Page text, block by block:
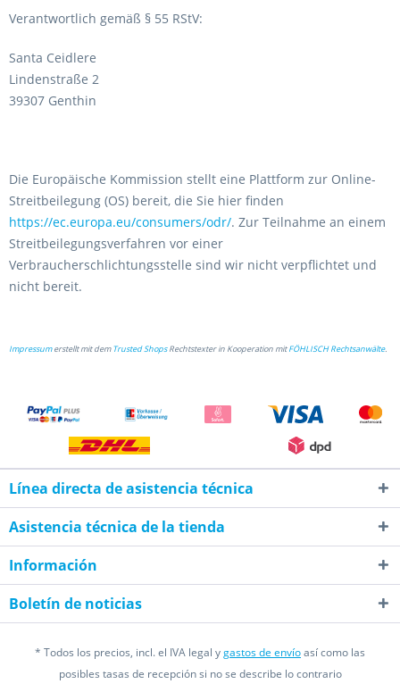
Verantwortlich gemäß § 55 RStV:
Santa Ceidlere
Lindenstraße 2
39307 Genthin
Die Europäische Kommission stellt eine Plattform zur Online-
Streitbeilegung (OS) bereit, die Sie hier finden
https://ec.europa.eu/consumers/odr/. Zur Teilnahme an einem
Streitbeilegungsverfahren vor einer
Verbraucherschlichtungsstelle sind wir nicht verpflichtet und
nicht bereit.
Impressumerstellt mit demTrusted ShopsRechtstexter in Kooperation mitFÖHLISCH Rechtsanwälte.
Línea directa de asistencia técnica
Asistencia técnica de la tienda
Información
Boletín de noticias
* Todos los precios, incl. el IVA legal ygastos de envíoasí como las
posibles tasas de recepción si no se describe lo contrario